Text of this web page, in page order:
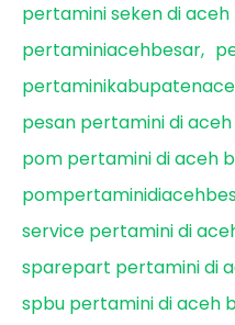
pertamini seken di
pertaminiacehbesar
pesan pertamini di
pom pertamini di aceh
service pertamini di
sparepart pertamini di
spbu pertamini di aceh